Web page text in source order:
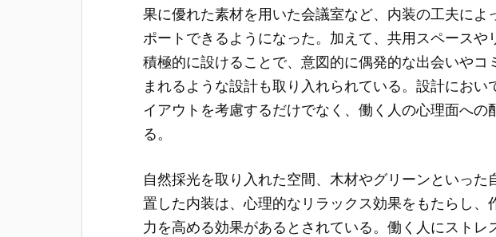
果に優れた素材を用いた会議室など、内装の工夫によ
ポートできるようになった。加えて、共用スペースや
積極的に設けることで、意図的に偶発的な出会いやコ
まれるような設計も取り入れられている。設計におい
イアウトを考慮するだけでなく、働く人の心理面への
る。
自然採光を取り入れた空間、木材やグリーンといった
置した内装は、心理的なリラックス効果をもたらし、
力を高める効果があるとされている。働く人にストレ